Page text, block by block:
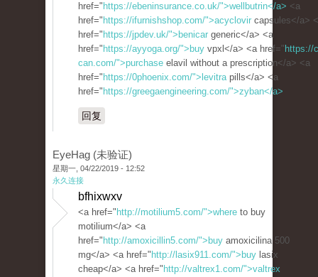
href=" https://ebeninsurance.co.uk/">wellbutrin</a> <a
href=" https://ifurnishshop.com/">acyclovir capsules</a>
href=" https://jpdev.uk/">benicar generic</a> <a
href=" https://ayyoga.org/">buy vpxl</a> <a href=" https://
can.com/">purchase elavil without a prescription</a> <a
href=" https://0phoenix.com/">levitrapills</a> <a
href=" https://greegaengineering.com/">zyban</a>
回复
EyeHag (未验证)
星期一, 04/22/2019 - 12:52
永久连接
bfhixwxv
<a href=" http://motilium5.com/">where to buy
motilium</a> <a
href=" http://amoxicillin5.com/">buy amoxicilina 500
mg</a> <a href=" http://lasix911.com/">buy lasix
cheap</a> <a href=" http://valtrex1.com/">valtrex